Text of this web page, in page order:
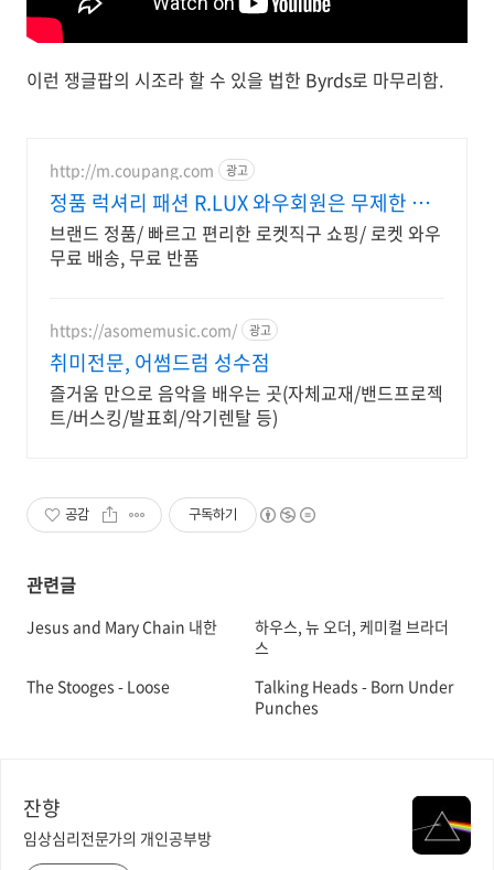
이런 쟁글팝의 시조라 할 수 있을 법한 Byrds로 마무리함.
http://m.coupang.com 광고
정품 럭셔리 패션 R.LUX 와우회원은 무제한 무
료 배송
브랜드 정품/ 빠르고 편리한 로켓직구 쇼핑/ 로켓 와우
무료 배송, 무료 반품
https://asomemusic.com/ 광고
취미전문, 어썸드럼 성수점
즐거움 만으로 음악을 배우는 곳(자체교재/밴드프로젝
트/버스킹/발표회/악기렌탈 등)
공감 구독하기
관련글
Jesus and Mary Chain 내한
하우스, 뉴 오더, 케미컬 브라더
스
The Stooges - Loose
Talking Heads - Born Under
Punches
잔향
임상심리전문가의 개인공부방